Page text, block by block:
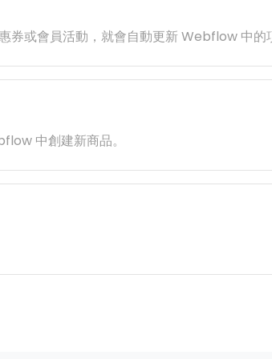
券或會員活動，就會自動更新 Webflow 中的
中創建新商品。